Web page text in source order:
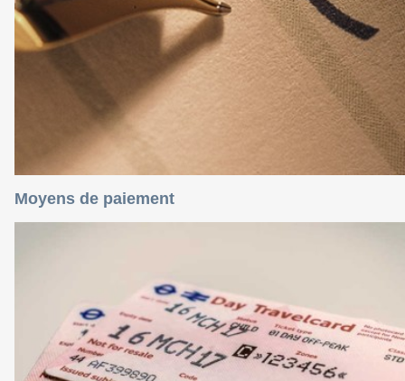
Moyens de paiement